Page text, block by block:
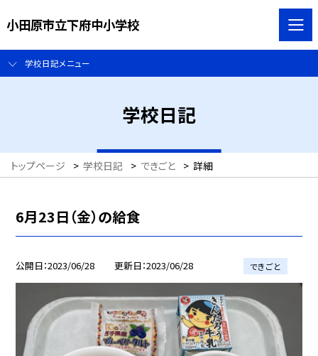
小田原市立下府中小学校
学校日記メニュー
学校日記
トップページ > 学校日記 > できごと > 詳細
6月23日（金）の給食
公開日 2023/06/28 更新日 2023/06/28 できごと